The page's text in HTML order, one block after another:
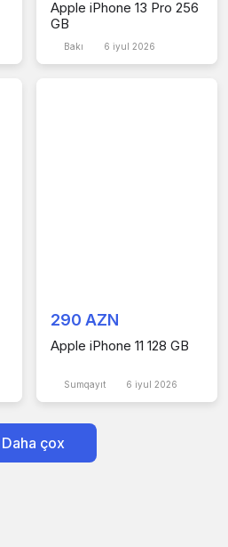
Apple iPhone 13 Pro 256
GB
Bakı 6 iyul 2026
290 AZN
Apple iPhone 11 128 GB
Sumqayıt 6 iyul 2026
Daha çox